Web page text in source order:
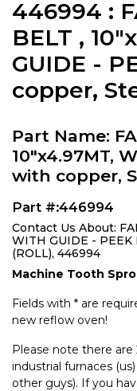
446994 :
BELT ,
GUIDE -
copper,
Part Name:
10"x4.97MT,
with copper,
Part #:446994
Contact Us About:
WITH GUIDE -
(ROLL), 446994
Machine Tooth
Fields with * are
new reflow oven!
Please note there
industrial furnaces
other guys). If you